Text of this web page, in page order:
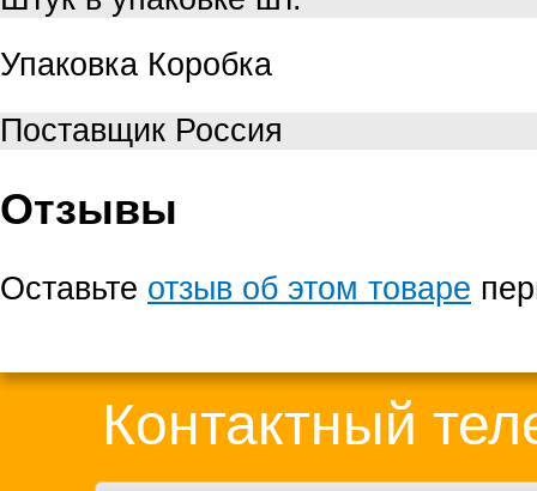
Упаковка Коробка
Поставщик Россия
Отзывы
Оставьте отзыв об этом товаре
Контактный